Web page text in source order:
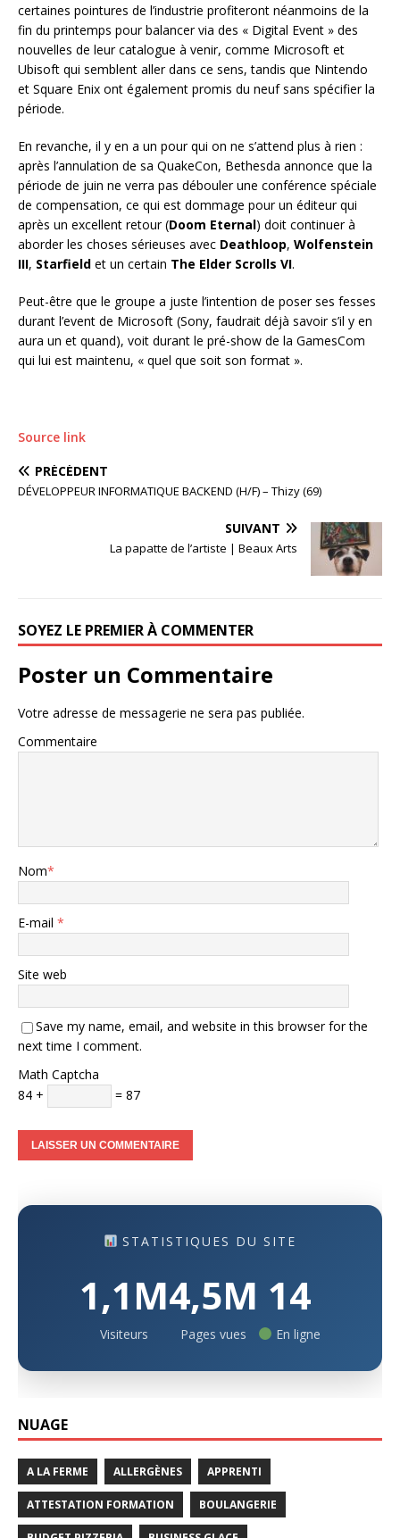
certaines pointures de l’industrie profiteront néanmoins de la
fin du printemps pour balancer via des « Digital Event » des
nouvelles de leur catalogue à venir, comme Microsoft et
Ubisoft qui semblent aller dans ce sens, tandis que Nintendo
et Square Enix ont également promis du neuf sans spécifier la
période.
En revanche, il y en a un pour qui on ne s’attend plus à rien :
après l’annulation de sa QuakeCon, Bethesda annonce que la
période de juin ne verra pas débouler une conférence spéciale
de compensation, ce qui est dommage pour un éditeur qui
après un excellent retour (Doom Eternal) doit continuer à
aborder les choses sérieuses avec Deathloop, Wolfenstein
III, Starfield et un certain The Elder Scrolls VI.
Peut-être que le groupe a juste l’intention de poser ses fesses
durant l’event de Microsoft (Sony, faudrait déjà savoir s’il y en
aura un et quand), voit durant le pré-show de la GamesCom
qui lui est maintenu, « quel que soit son format ».
Source link
PRÉCÉDENT
DÉVELOPPEUR INFORMATIQUE BACKEND (H/F) – Thizy (69)
SUIVANT
La papatte de l’artiste | Beaux Arts
SOYEZ LE PREMIER À COMMENTER
Poster un Commentaire
Votre adresse de messagerie ne sera pas publiée.
Commentaire
Nom*
E-mail *
Site web
Save my name, email, and website in this browser for the
next time I comment.
Math Captcha
84 +
= 87
STATISTIQUES DU SITE
1,1M
Visiteurs
4,5M
Pages vues
14
En ligne
NUAGE
A LA FERME ALLERGÈNES APPRENTI
ATTESTATION FORMATION BOULANGERIE